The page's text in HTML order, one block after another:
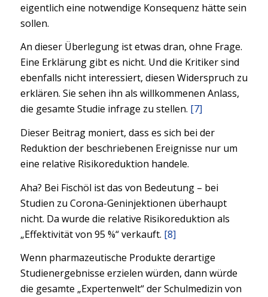
eigentlich eine notwendige Konsequenz hätte sein
sollen.
An dieser Überlegung ist etwas dran, ohne Frage.
Eine Erklärung gibt es nicht. Und die Kritiker sind
ebenfalls nicht interessiert, diesen Widerspruch zu
erklären. Sie sehen ihn als willkommenen Anlass,
die gesamte Studie infrage zu stellen. [7]
Dieser Beitrag moniert, dass es sich bei der
Reduktion der beschriebenen Ereignisse nur um
eine relative Risikoreduktion handele.
Aha? Bei Fischöl ist das von Bedeutung – bei
Studien zu Corona-Geninjektionen überhaupt
nicht. Da wurde die relative Risikoreduktion als
„Effektivität von 95 %“ verkauft. [8]
Wenn pharmazeutische Produkte derartige
Studienergebnisse erzielen würden, dann würde
die gesamte „Expertenwelt“ der Schulmedizin von